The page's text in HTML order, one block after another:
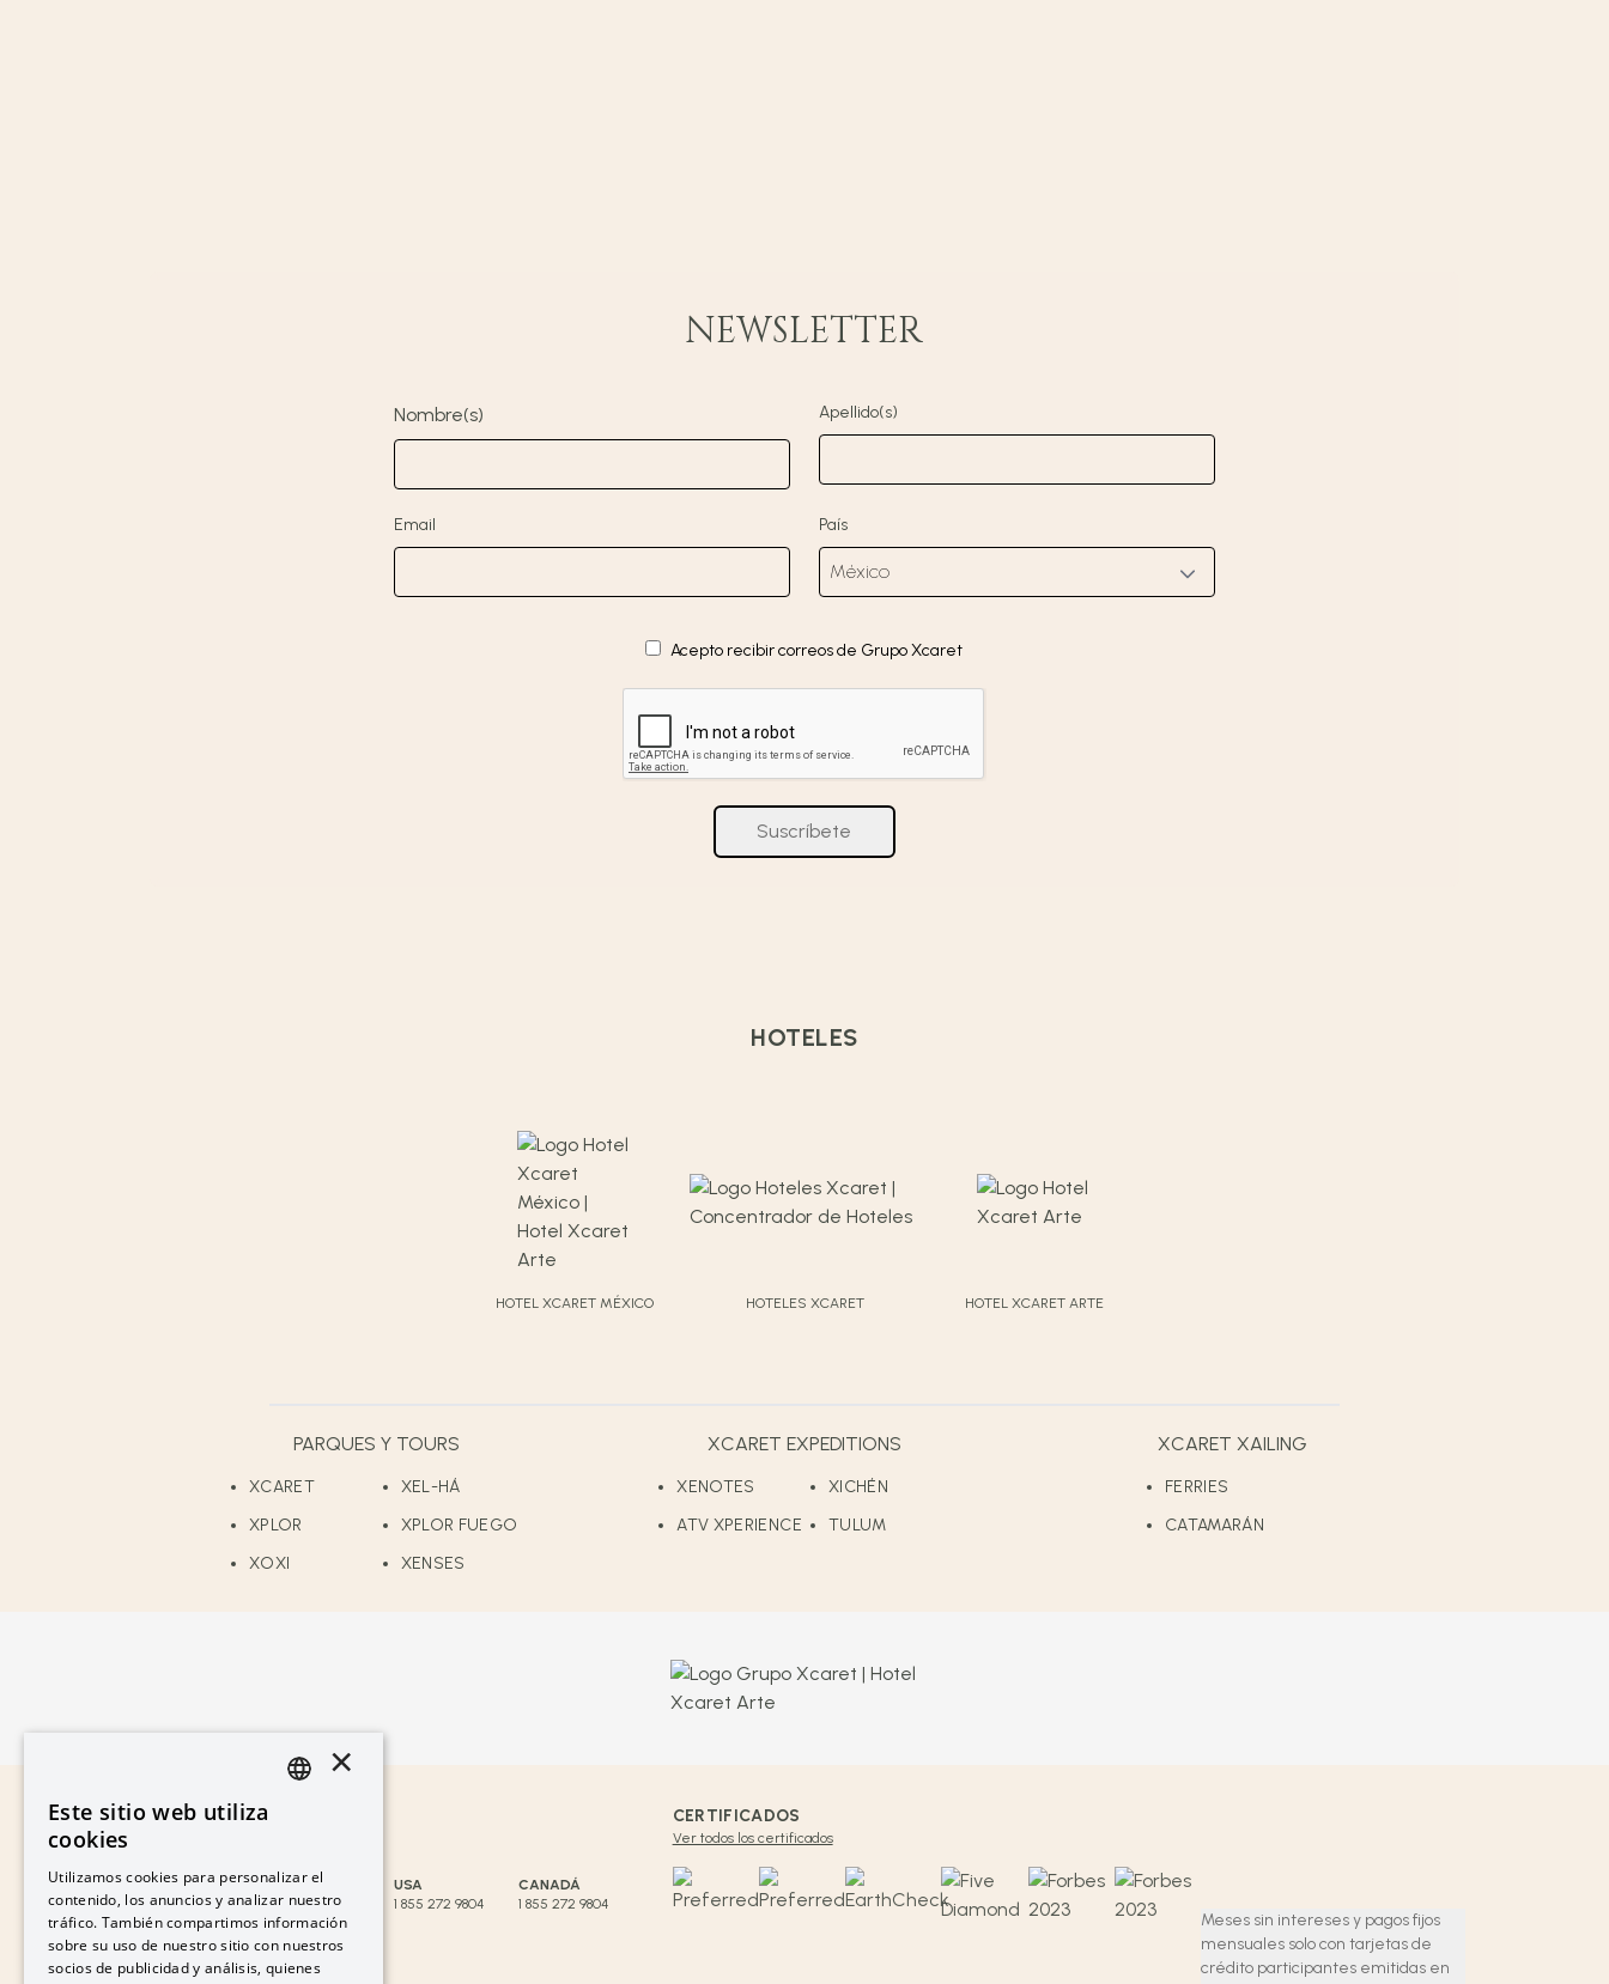
NEWSLETTER
Nombre(s) Apellido(s)
Email País
Acepto recibir correos de Grupo Xcaret
Suscríbete
HOTELES
HOTEL XCARET MÉXICO HOTELES XCARET HOTEL XCARET ARTE
PARQUES Y TOURS
XCARET
XEL-HÁ
XPLOR
XPLOR FUEGO
XOXI
XENSES
XCARET EXPEDITIONS
XENOTES
XICHÉN
ATV XPERIENCE
TULUM
XCARET XAILING
FERRIES
CATAMARÁN
ATENCIÓN A CLIENTES
MÉXICO
800 999 1953
CANCÚN
998 881 3834
USA
1 855 272 9804
CANADÁ
1 855 272 9804
OTROS PAÍSES
CERTIFICADOS
Ver todos los certificados
Meses sin intereses y pagos fijos
mensuales solo con tarjetas de
crédito participantes emitidas en
EN
×
Este sitio web utiliza
cookies
Utilizamos cookies para personalizar el
contenido, los anuncios y analizar nuestro
tráfico. También compartimos información
sobre su uso de nuestro sitio con nuestros
socios de publicidad y análisis, quienes